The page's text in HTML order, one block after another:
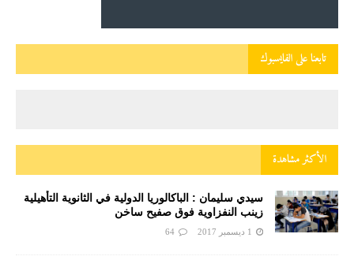
تابعنا على الفايسبوك
الأكثر مشاهدة
سيدي سليمان : الباكالوريا الدولية في الثانوية التأهيلية
زينب النفزاوية فوق صفيح ساخن
1 ديسمبر 2017 64